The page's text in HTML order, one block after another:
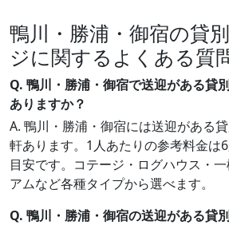
鴨川・勝浦・御宿の貸
ジに関するよくある質
Q. 鴨川・勝浦・御宿で送迎がある貸
ありますか？
A. 鴨川・勝浦・御宿には送迎がある
軒あります。1人あたりの参考料金は
目安です。コテージ・ログハウス・
アムなど各種タイプから選べます。
Q. 鴨川・勝浦・御宿の送迎がある貸